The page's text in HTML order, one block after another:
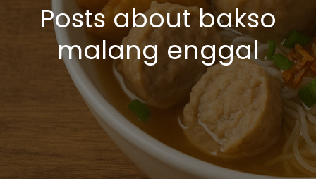
Posts about bakso
malang enggal